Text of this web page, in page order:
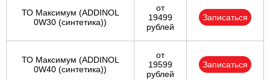
ТО Максимум (ADDINOL
0W30 (синтетика))
от
19499
рублей
Записаться
ТО Максимум (ADDINOL
0W40 (синтетика))
от
19599
рублей
Записаться